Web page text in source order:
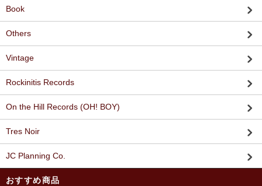
Book
Others
Vintage
Rockinitis Records
On the Hill Records (OH! BOY)
Tres Noir
JC Planning Co.
おすすめ商品